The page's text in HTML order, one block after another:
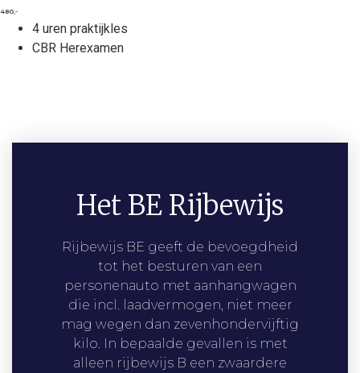
480,-
4 uren praktijkles
CBR Herexamen
Het BE Rijbewijs
Rijbewijs BE geeft de bevoegdheid
tot het besturen van een
personenauto met aanhangwagen
die incl. laadvermogen, niet meer
mag wegen dan zevenhondervijftig
kilo. In bepaalde gevallen is met
alleen rijbewijs B een zwaardere